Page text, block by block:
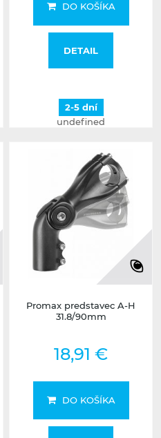
DO KOŠÍKA
DETAIL
2-5 dní
undefined
Promax predstavec A-H
31.8/90mm
18,91 €
DO KOŠÍKA